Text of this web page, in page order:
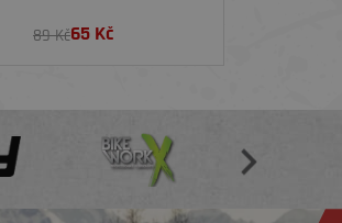
89 Kč65 Kč